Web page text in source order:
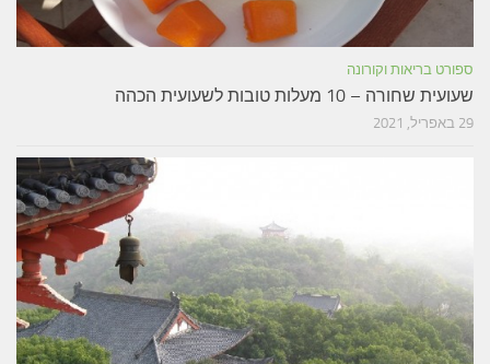
ספורט בריאות וקורונה
שעועית שחורה – 10 מעלות טובות לשעועית הכהה
29 באפריל, 2021